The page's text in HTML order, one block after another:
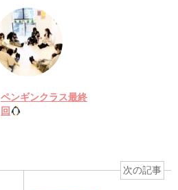
ペンギンクラス最終
回
次の記事